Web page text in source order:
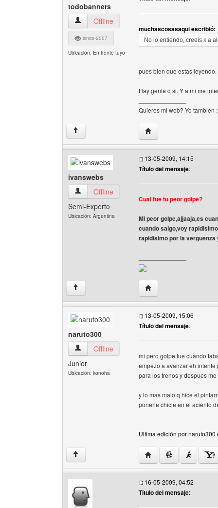
todobanners
todobanners Ver perfil del usuario
Offline
since-2007
Ubicación: En frente tuyo
muchascosasaqui escribió:
No lo entiendo, creeis k a
pues bien que estas
Hay gente q si. Y a mi me
Quieres mi web? Yo también
↑ Visitar sitio web del
ivanswebs
ivanswebs Ver perfil del usuario
Offline
Semi-Experto
Ubicación: Argentina
13-05-2009, 14:15
Título del mensaje:
Cual fue tu peor golpe?
Mi peor golpe,ajjaaja,es
cuando salgo,voy
rapidisimo por la
↑ Visitar sitio web del
naruto300
naruto300 Ver perfil del usuario
Offline
Junior
Ubicación: konoha
13-05-2009, 15:06
Título del mensaje:
mi pero golpe fue cuando
empezo a avanzar eh
para los frenos y despues
y lo mas malo q hice el
ponerle chicle en el aciento
Ultima edición por
↑ Visitar sitio web del
16-05-2009, 04:52
Título del mensaje: